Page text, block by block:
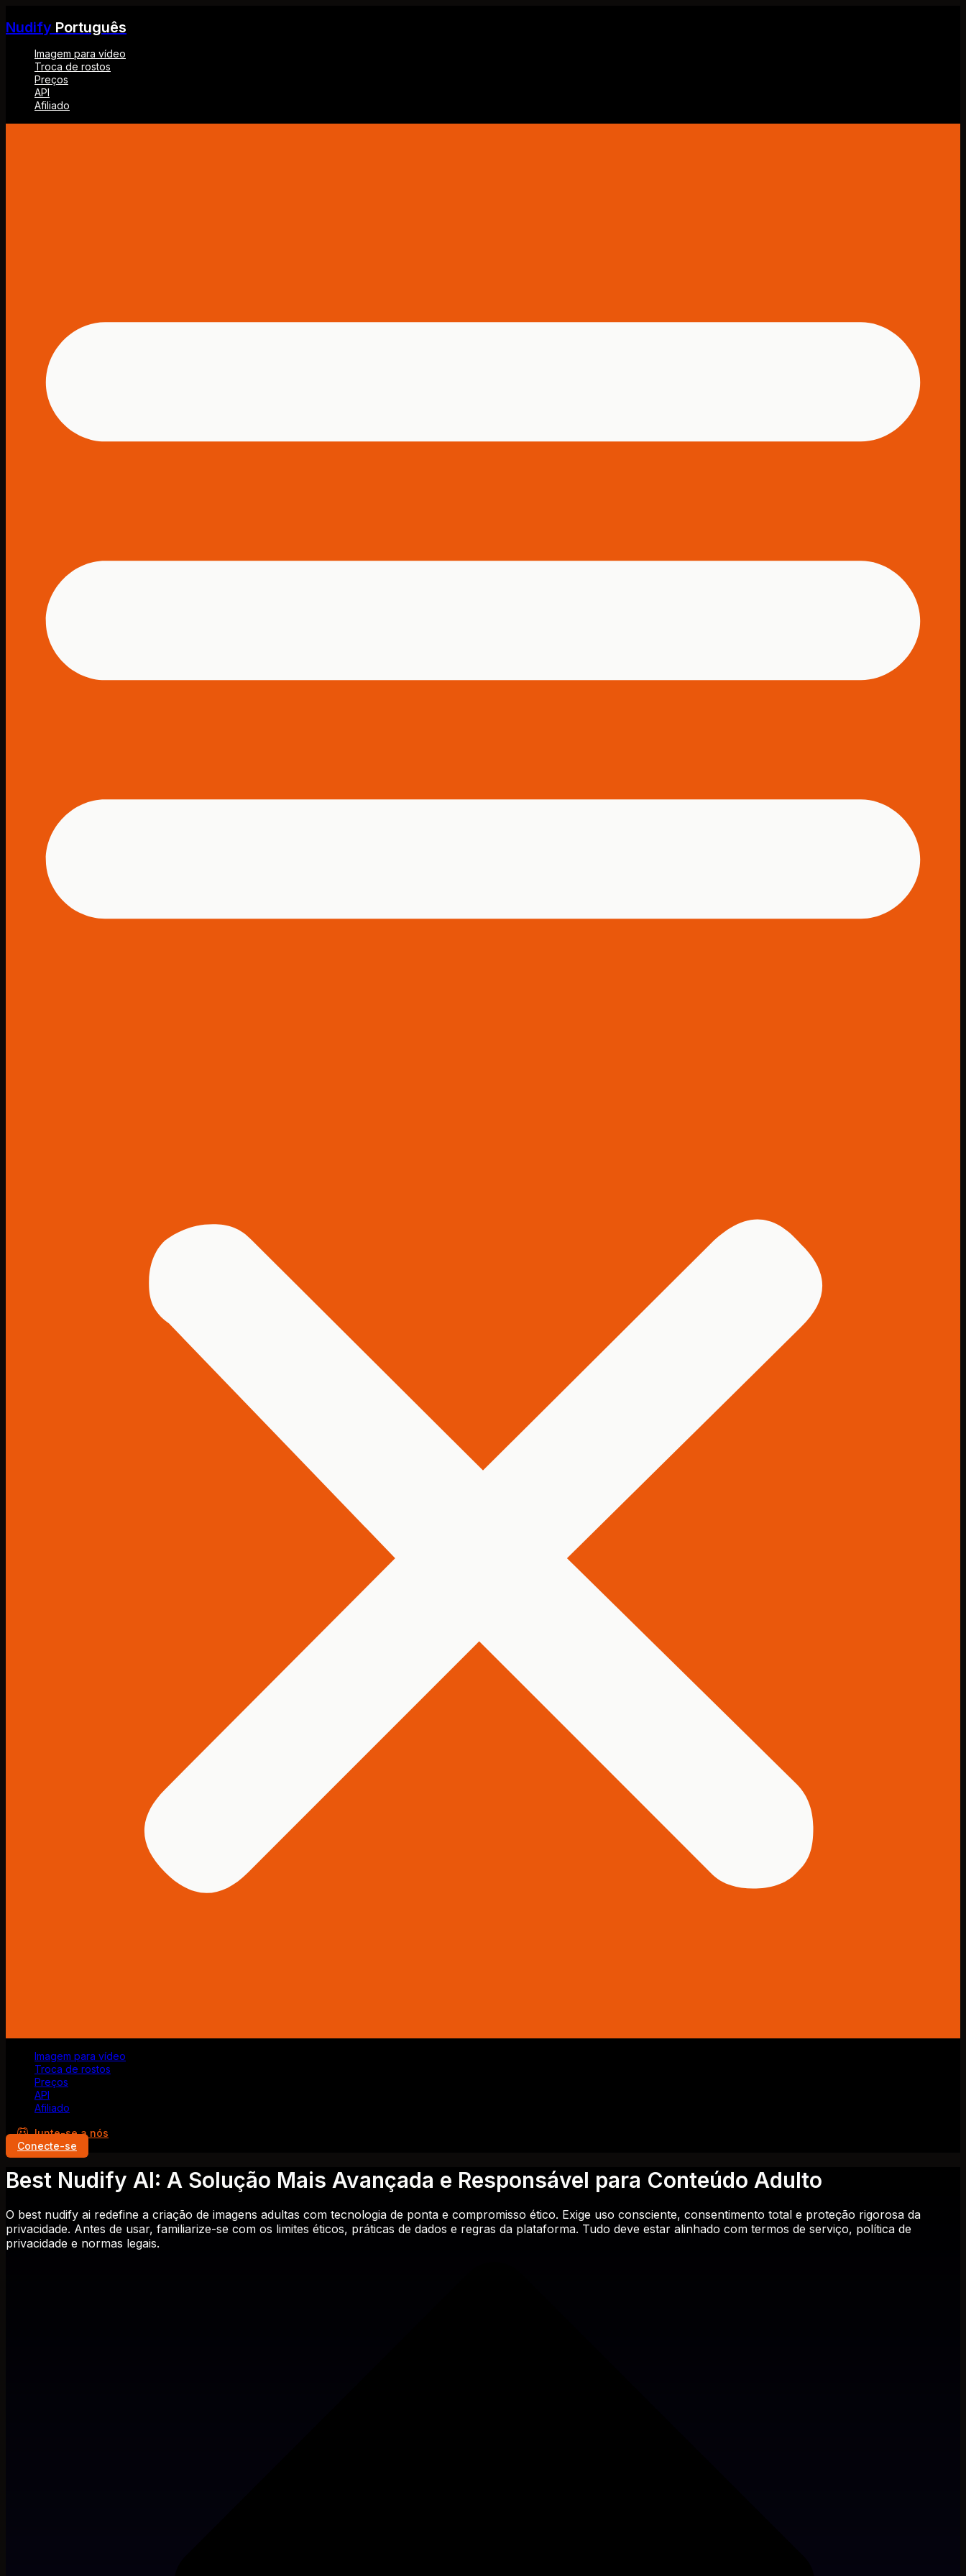
Nudify Português
Imagem para vídeo
Troca de rostos
Preços
API
Afiliado
Imagem para vídeo
Troca de rostos
Preços
API
Afiliado
Junte-se a nós
Conecte-se
Best Nudify AI: A Solução Mais Avançada e Responsável para Conteúdo Adulto
O best nudify ai redefine a criação de imagens adultas com tecnologia de ponta e compromisso ético. Exige uso consciente, consentimento total e proteção rigorosa da
privacidade. Antes de usar, familiarize-se com os limites éticos, práticas de dados e regras da plataforma. Tudo deve estar alinhado com termos de serviço, política de
privacidade e normas legais.